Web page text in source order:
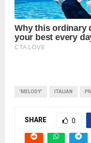
'MELODY' ITALIAN
SHARE 0